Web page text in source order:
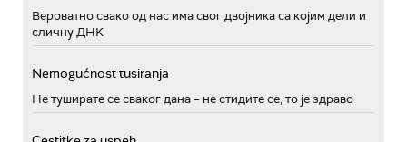
Вероватно свако од нас има свог двојника са којим дели и
сличну ДНК
Nemogućnost tusiranja
Не туширате се сваког дана – не стидите се, то је здраво